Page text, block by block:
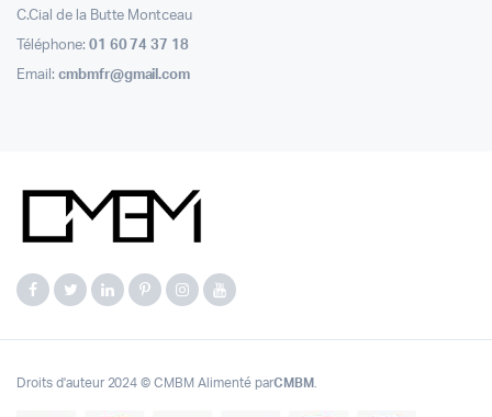
C.Cial de la Butte Montceau
Téléphone: 01 60 74 37 18
Email: cmbmfr@gmail.com
Droits d'auteur 2024 © CMBM Alimenté parCMBM